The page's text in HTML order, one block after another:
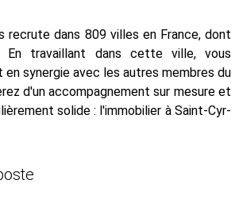
recrute dans 809 villes en France, dont
En travaillant dans cette ville, vous
synergie avec les autres membres du
d'un accompagnement sur mesure et
solide : l'immobilier à Saint-Cyr-